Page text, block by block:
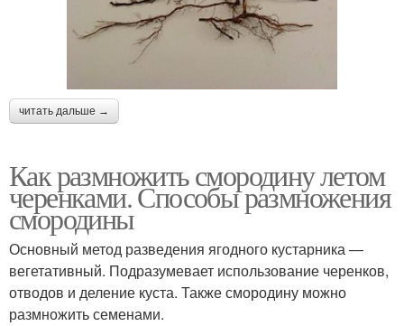
читать дальше →
Как размножить смородину летом
черенками. Способы размножения
смородины
Основный метод разведения ягодного кустарника —
вегетативный. Подразумевает использование черенков,
отводов и деление куста. Также смородину можно
размножить семенами.